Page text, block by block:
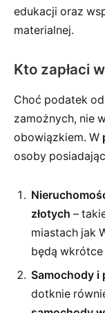
edukacji oraz
materialnej.
Kto zapłaci
Choć podatek
zamożnych, nie
obowiązkiem. W
osoby
złotych –
miastach jak
będą
Samochody i
dotknie